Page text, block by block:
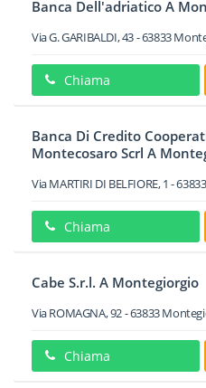
Banca Dell'adriatico A
Via G. GARIBALDI, 43-63833
Chiama
Banca Di Credito
Montecosaro Scrl A
Via MARTIRI DI BELFIORE, 1 -63833
Chiama
Cabe S.r.l. A Montegiorgio
Via ROMAGNA, 92-63833
Chiama